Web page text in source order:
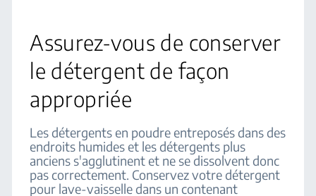
Assurez-vous de conserver
le détergent de façon
appropriée
Les détergents en poudre entreposés dans des
endroits humides et les détergents plus
anciens s'agglutinent et ne se dissolvent donc
pas correctement. Conservez votre détergent
pour lave-vaisselle dans un contenant